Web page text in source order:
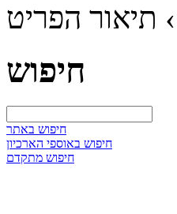
› תיאור הפריט
חיפוש
חיפוש באתר
חיפוש באוספי הארכיון
חיפוש מתקדם